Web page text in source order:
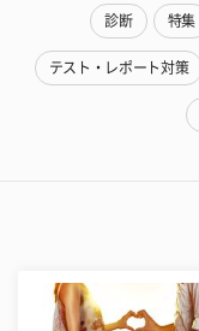
診断 特集
テスト・レポート対策